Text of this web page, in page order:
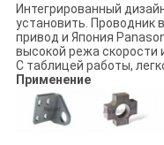
Интегрированный
установить. Проводник
привод и Япония
высокой режа скорости
С таблицей работы,
Применение